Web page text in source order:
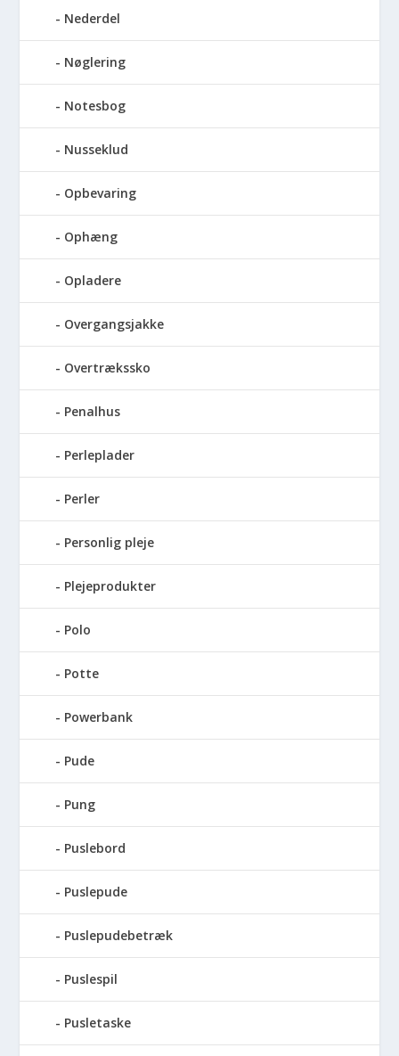
Nederdel
Nøglering
Notesbog
Nusseklud
Opbevaring
Ophæng
Opladere
Overgangsjakke
Overtrækssko
Penalhus
Perleplader
Perler
Personlig pleje
Plejeprodukter
Polo
Potte
Powerbank
Pude
Pung
Puslebord
Puslepude
Puslepudebetræk
Puslespil
Pusletaske